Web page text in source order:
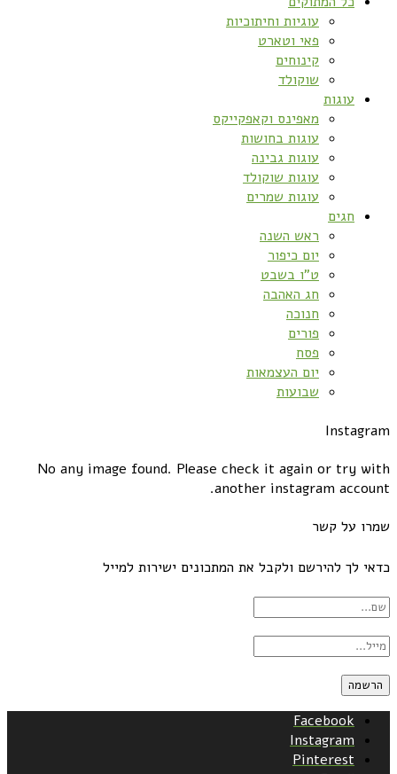
עוגיות וחיתוכיות
פאי וטארט
קינוחים
שוקולד
עוגות
מאפינס וקאפקייקס
עוגות בחושות
עוגות גבינה
עוגות שוקולד
עוגות שמרים
חגים
ראש השנה
יום כיפור
ט”ו בשבט
חג האהבה
חנוכה
פורים
פסח
יום העצמאות
שבועות
Instagram
No any image found. Please check it again or try with
another instagram account.
שמרו על קשר
כדאי לך להירשם ולקבל את המתכונים ישירות למייל
Facebook
Instagram
Pinterest